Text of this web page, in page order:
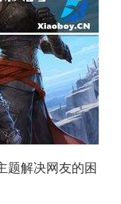
题解决网友的困